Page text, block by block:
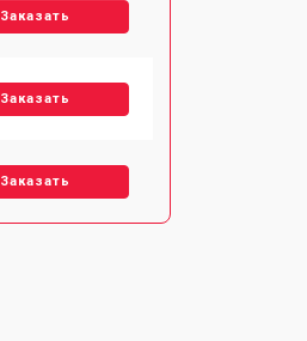
Заказать
Заказать
Заказать